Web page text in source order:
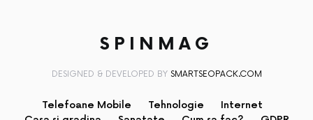
SPINMAG
DESIGNED & DEVELOPED BY SMARTSEOPACK.COM
Telefoane Mobile Tehnologie
Internet